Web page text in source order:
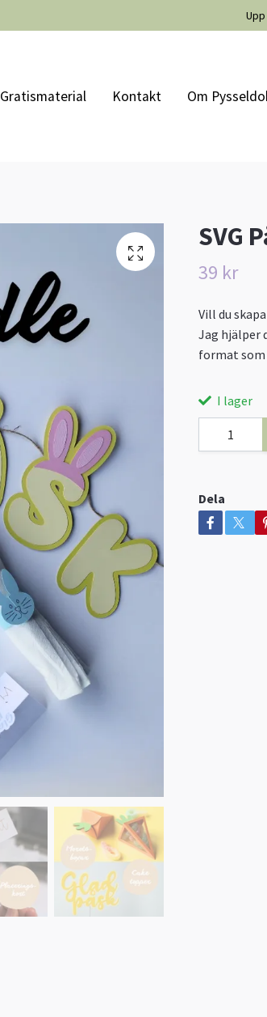
Gratismaterial Kontakt Om
SVG
39 kr
Vill du
Jag hjälper
format som
I lager
Dela